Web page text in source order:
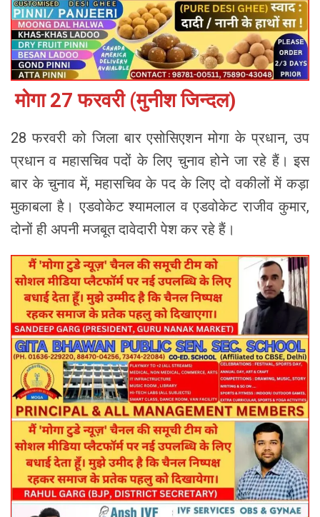
मोगा 27 फरवरी (मुनीश जिन्दल)
28 फरवरी को जिला बार एसोसिएशन मोगा के प्रधान, उप
प्रधान व महासचिव पदों के लिए चुनाव होने जा रहे हैं। इस
बार के चुनाव में, महासचिव के पद के लिए दो वकीलों में कड़ा
मुकाबला है। एडवोकेट श्यामलाल व एडवोकेट राजीव कुमार,
दोनों ही अपनी मजबूत दावेदारी पेश कर रहे हैं।